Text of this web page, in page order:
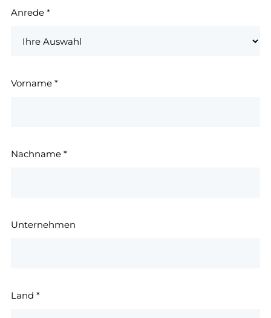
Anrede *
Vorname *
Nachname *
Unternehmen
Land *